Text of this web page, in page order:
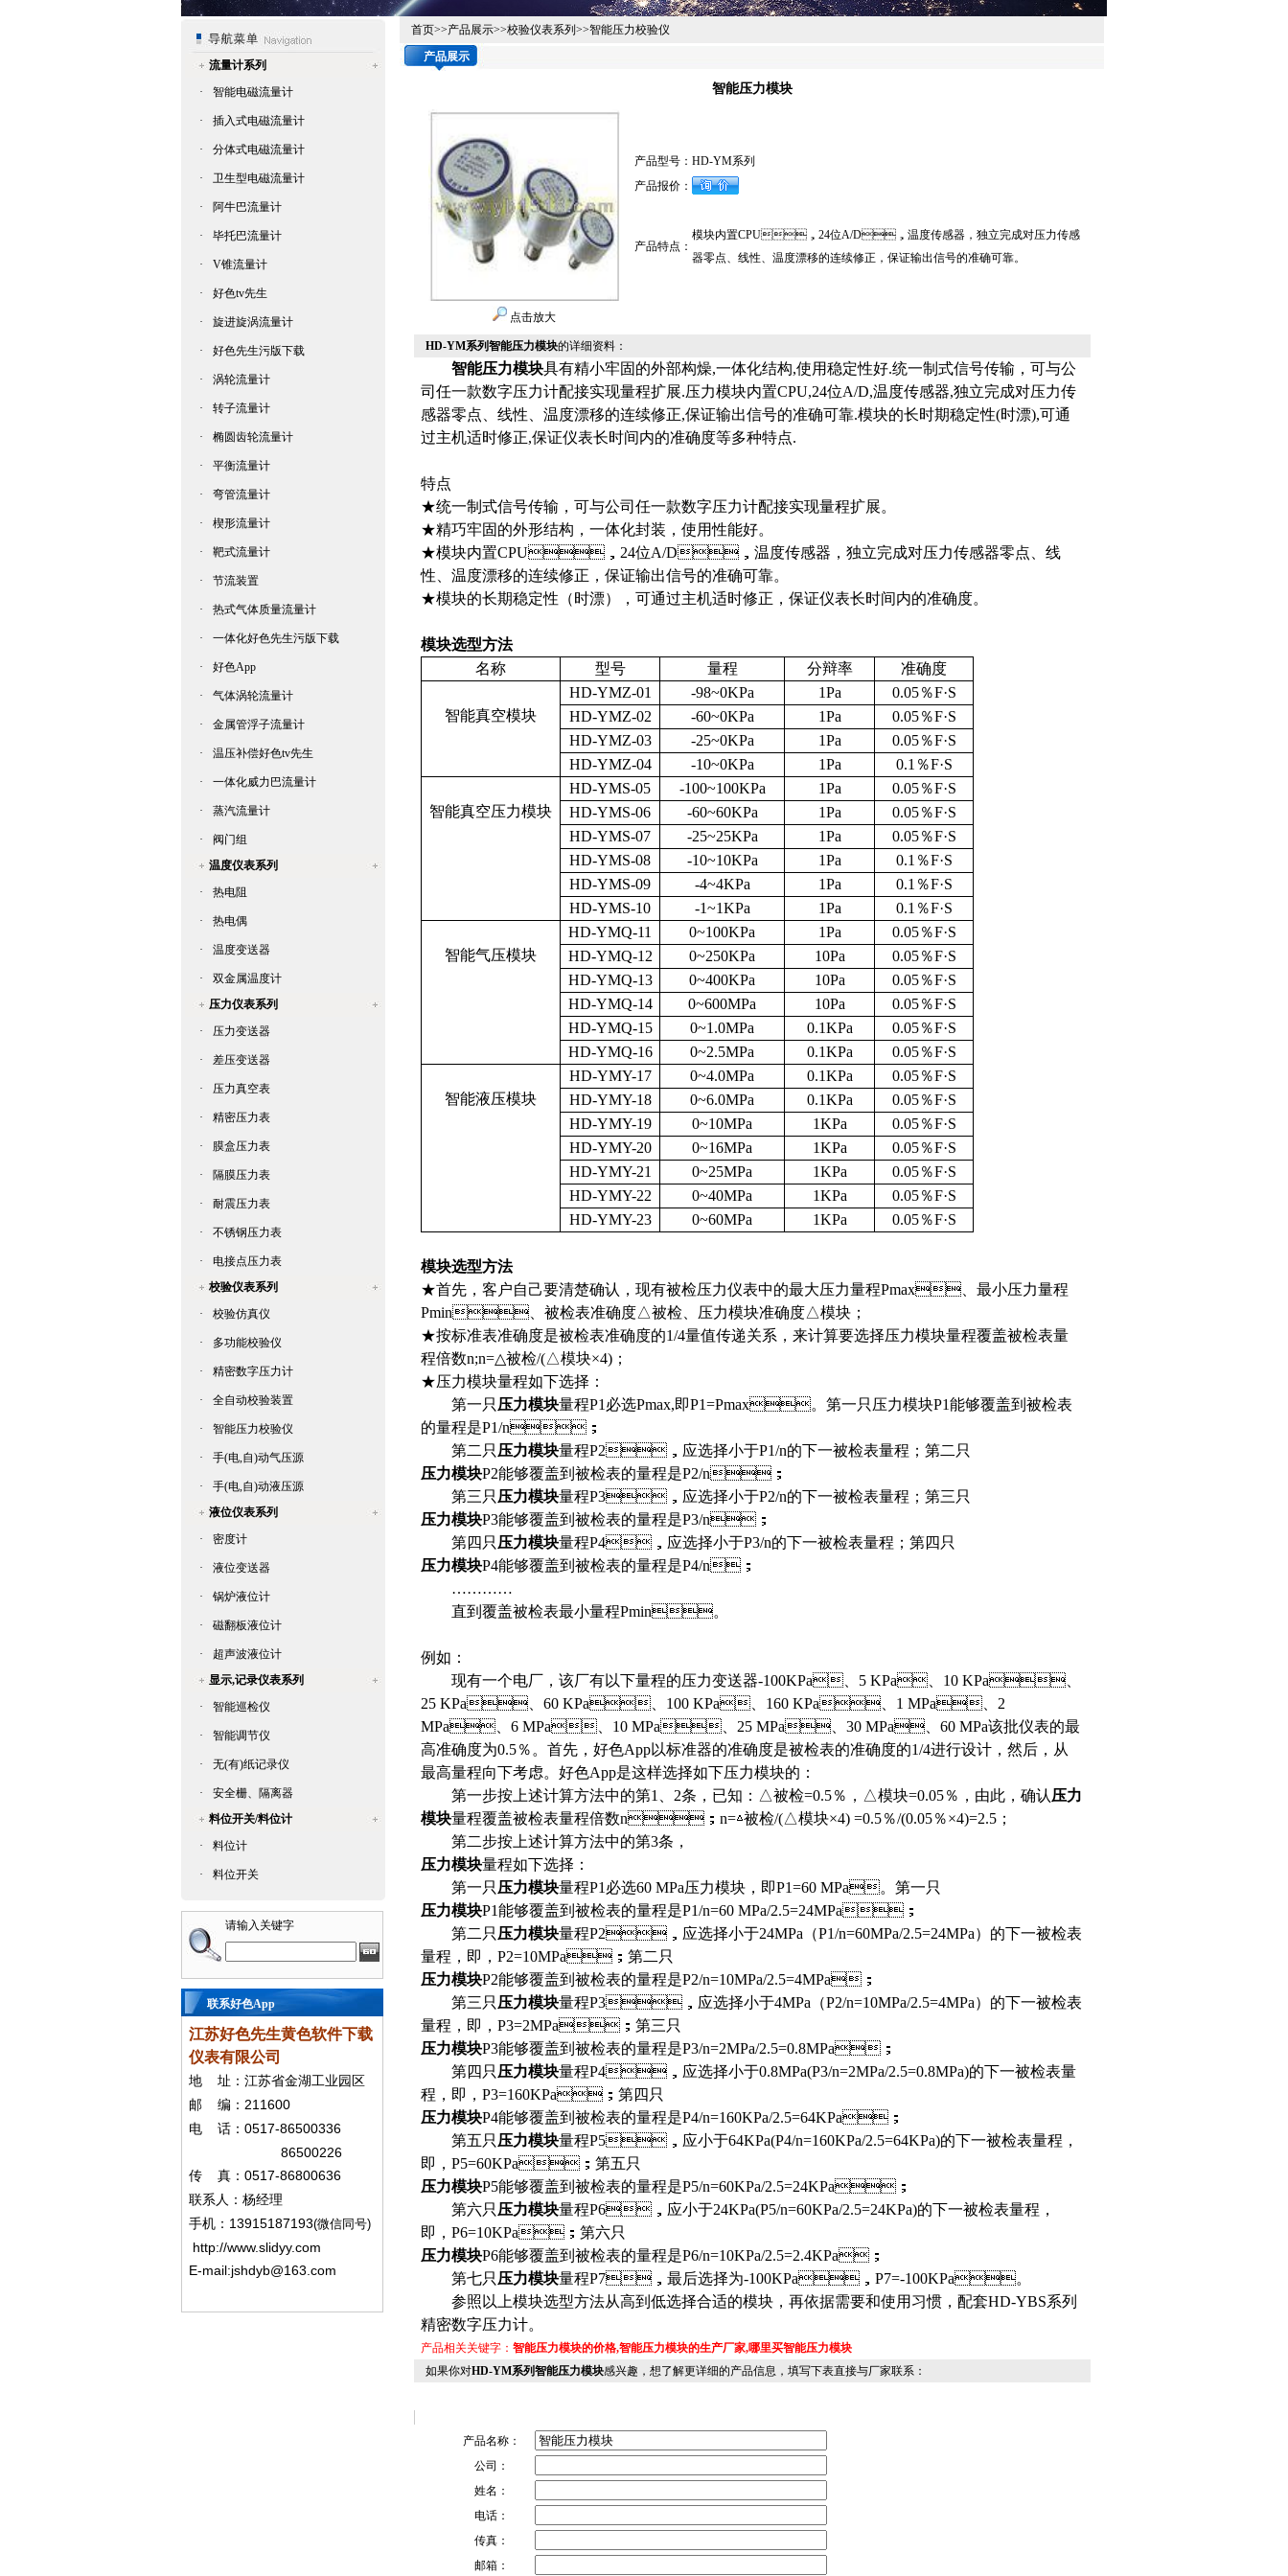
流量计系列
·
智能电磁流量计
· 插入式电磁流量计
· 分体式电磁流量计
· 卫生型电磁流量计
· 阿牛巴流量计
· 毕托巴流量计
· V锥流量计
· 好色tv先生
· 旋进旋涡流量计
· 好色先生污版下载
· 涡轮流量计
· 转子流量计
· 椭圆齿轮流量计
· 平衡流量计
· 弯管流量计
· 楔形流量计
· 靶式流量计
· 节流装置
· 热式气体质量流量计
· 一体化好色先生污版下载
· 好色App
· 气体涡轮流量计
· 金属管浮子流量计
· 温压补偿好色tv先生
· 一体化威力巴流量计
· 蒸汽流量计
·
阀门组
温度仪表系列
·
热电阻
· 热电偶
· 温度变送器
·
双金属温度计
压力仪表系列
·
压力变送器
· 差压变送器
· 压力真空表
· 精密压力表
· 膜盒压力表
· 隔膜压力表
· 耐震压力表
· 不锈钢压力表
·
电接点压力表
校验仪表系列
·
校验仿真仪
· 多功能校验仪
· 精密数字压力计
· 全自动校验装置
· 智能压力校验仪
· 手(电,自)动气压源
·
手(电,自)动液压源
液位仪表系列
·
密度计
· 液位变送器
· 锅炉液位计
· 磁翻板液位计
·
超声波液位计
显示,记录仪表系列
·
智能巡检仪
· 智能调节仪
· 无(有)纸记录仪
·
安全栅、隔离器
料位开关/料位计
·
料位计
· 料位开关
请输入关键字
联系好色App
江苏好色先生黄色软件下载
仪表有限公司
地
址：江苏省金湖工业园区
邮
编： 211600
电 话： 0517-86500336
86500226
传 真： 0517-86800636
联系人：杨经理
手机 ： 13915187193(微信同号)
http://www.slidyy.com
E-mail:jshdyb@163.com
首页>>产品展示>>校验仪表系列 >>智能压力校验仪
产品展示
智能压力模块
点击放大
产品型号： HD-YM系列
产品报价：
产品特点：
模块内置CPU，24位A/D，温度传感器，独立完成对压力传感
器零点、线性、温度漂移的连续修正，保证输出信号的准确可靠。
HD-YM系列智能压力模块的详细资料：
智能压力模块具有精小牢固的外部构燥,一体化结构,使用稳定性好.统一制式信号传输，可与公
司任一款数字压力计配接实现量程扩展.压力模块内置CPU,24位A/D,温度传感器,独立完成对压力传
感器零点、线性、温度漂移的连续修正,保证输出信号的准确可靠.模块的长时期稳定性(时漂),可通
过主机适时修正,保证仪表长时间内的准确度等多种特点.
特点
★统一制式信号传输，可与公司任一款数字压力计配接实现量程扩展。
★精巧牢固的外形结构，一体化封装，使用性能好。
★模块内置CPU，24位A/D，温度传感器，独立完成对压力传感器零点、线
性、温度漂移的连续修正，保证输出信号的准确可靠。
★模块的长期稳定性（时漂），可通过主机适时修正，保证仪表长时间内的准确度。
模块选型方法
名称
型号 量程 分辩率 准确度
智能真空模块
HD-YMZ-01 -98~0KPa 1Pa 0.05％F·S
HD-YMZ-02
-60~0KPa 1Pa 0.05％F·S
HD-YMZ-03
-25~0KPa 1Pa 0.05％F·S
HD-YMZ-04
-10~0KPa 1Pa 0.1 ％F·S
智能真空压力模块
HD-YMS-05 -100~100KPa 1Pa 0.05％F·S
HD-YMS-06
-60~60KPa 1Pa 0.05％F·S
HD-YMS-07
-25~25KPa 1Pa 0.05％F·S
HD-YMS-08
-10~10KPa 1Pa 0.1 ％F·S
HD-YMS-09
-4~4KPa 1Pa 0.1 ％F·S
HD-YMS-10
-1~1KPa 1Pa 0.1 ％F·S
智能气压模块
HD-YMQ-11 0~100KPa 1Pa 0.05％F·S
HD-YMQ-12
0~250KPa 10Pa 0.05％F·S
HD-YMQ-13
0~400KPa 10Pa 0.05％F·S
HD-YMQ-14
0~600MPa 10Pa 0.05％F·S
HD-YMQ-15
0~1.0MPa 0.1KPa 0.05％F·S
HD-YMQ-16
0~2.5MPa 0.1KPa 0.05％F·S
智能液压模块
HD-YMY-17 0~4.0MPa 0.1KPa 0.05％F·S
HD-YMY-18
0~6.0MPa 0.1KPa 0.05％F·S
HD-YMY-19
0~10MPa 1KPa 0.05％F·S
HD-YMY-20
0~16MPa 1KPa 0.05％F·S
HD-YMY-21
0~25MPa 1KPa 0.05％F·S
HD-YMY-22
0~40MPa 1KPa 0.05％F·S
HD-YMY-23
0~60MPa 1KPa 0.05％F·S
模块选型方法
★首先，客户自己要清楚确认，现有被检压力仪表中的最大压力量程Pmax、最小压力量程
Pmin、被检表准确度△被检、压力模块准确度△模块；
★按标准表准确度是被检表准确度的1/4量值传递关系，来计算要选择压力模块量程覆盖被检表量
程倍数n;n=△被检/(△模块×4)；
★压力模块量程如下选择：
第一只 压力模块量程P1必选Pmax,即P1=Pmax。第一只压力模块P1能够覆盖到被检表
的量程是P1/n；
第二只 压力模块量程P2，应选择小于P1/n的下一被检表量程；第二只
压力模块P2能够覆盖到被检表的量程是P2/n；
第三只 压力模块量程P3，应选择小于P2/n的下一被检表量程；第三只
压力模块P3能够覆盖到被检表的量程是P3/n；
第四只 压力模块量程P4，应选择小于P3/n的下一被检表量程；第四只
压力模块P4能够覆盖到被检表的量程是P4/n；
…………
直到覆盖被检表最小量程Pmin。
例如：
现有一个电厂，该厂有以下量程的压力变送器-100KPa、5 KPa、10 KPa、
25 KPa、60 KPa、100 KPa、160 KPa、1 MPa、2
MPa、6 MPa、10 MPa、25 MPa、30 MPa、60 MPa该批仪表的最
高准确度为0.5％。首先，好色App以标准器的准确度是被检表的准确度的1/4进行设计，然后，从
最高量程向下考虑。好色App是这样选择如下压力模块的：
第一步按上述计算方法中的第1、2条，已知：△被检=0.5％，△模块=0.05％，由此，确认压力
模块量程覆盖被检表量程倍数n；n=△被检/(△模块×4) =0.5％/(0.05％×4)=2.5；
第二步按上述计算方法中的第3条，
压力模块量程如下选择：
第一只 压力模块量程P1必选60 MPa压力模块，即P1=60 MPa。第一只
压力模块P1能够覆盖到被检表的量程是P1/n=60 MPa/2.5=24MPa；
第二只 压力模块量程P2，应选择小于24MPa（P1/n=60MPa/2.5=24MPa）的下一被检表
量程，即，P2=10MPa；第二只
压力模块P2能够覆盖到被检表的量程是P2/n=10MPa/2.5=4MPa；
第三只 压力模块量程P3，应选择小于4MPa（P2/n=10MPa/2.5=4MPa）的下一被检表
量程，即，P3=2MPa；第三只
压力模块P3能够覆盖到被检表的量程是P3/n=2MPa/2.5=0.8MPa；
第四只 压力模块量程P4，应选择小于0.8MPa(P3/n=2MPa/2.5=0.8MPa)的下一被检表量
程，即，P3=160KPa；第四只
压力模块P4能够覆盖到被检表的量程是P4/n=160KPa/2.5=64KPa；
第五只 压力模块量程P5，应小于64KPa(P4/n=160KPa/2.5=64KPa)的下一被检表量程，
即，P5=60KPa；第五只
压力模块P5能够覆盖到被检表的量程是P5/n=60KPa/2.5=24KPa；
第六只 压力模块量程P6，应小于24KPa(P5/n=60KPa/2.5=24KPa)的下一被检表量程，
即，P6=10KPa；第六只
压力模块P6能够覆盖到被检表的量程是P6/n=10KPa/2.5=2.4KPa；
第七只 压力模块量程P7，最后选择为-100KPa，P7=-100KPa。
参照以上模块选型方法从高到低选择合适的模块，再依据需要和使用习惯，配套HD-YBS系列
精密数字压力计。
产品相关关键字： 智能压力模块的价格,智能压力模块的生产厂家,哪里买智能压力模块
如果你对HD-YM系列智能压力模块感兴趣，想了解更详细的产品信息，填写下表直接与厂家联系：
产品名称：
公司：
姓名：
电话：
传真：
邮箱：